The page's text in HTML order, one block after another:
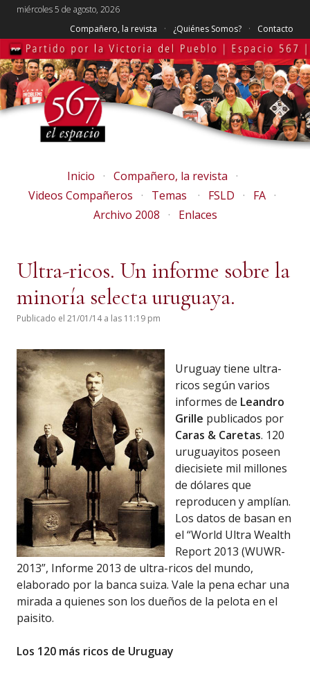
miércoles 5 de agosto, 2026
Compañero, la revista
¿Quiénes Somos? Contacto
Inicio
Compañero, la revista
Videos Compañeros
Temas FSLD
FA
Archivo 2008
Enlaces
Ultra-ricos. Un informe sobre la
minoría selecta uruguaya.
Publicado el 21/01/14 a las 11:19 pm
Uruguay tiene ultra-
ricos según varios
informes de Leandro
Grille publicados por
Caras & Caretas. 120
uruguayitos poseen
diecisiete mil millones
de dólares que
reproducen y amplían.
Los datos de basan en
el “World Ultra Wealth
Report 2013 (WUWR-
2013”, Informe 2013 de ultra-ricos del mundo,
elaborado por la banca suiza. Vale la pena echar una
mirada a quienes son los dueños de la pelota en el
paisito.
Los 120 más ricos de Uruguay